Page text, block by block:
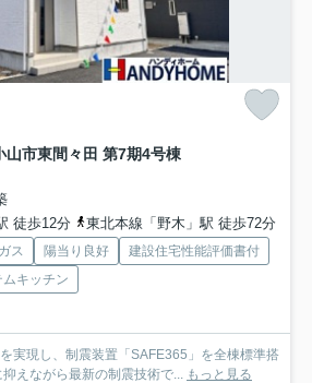
山市東間々田 第7期4号棟
徒歩12分
東北本線「野木」駅 徒歩72分
ス 陽当り良好
建設住宅性能評価書付
ムキッチン
実現し、制震装置「SAFE365」を全棟標準搭
えながら最新の制震技術で...
もっと見る